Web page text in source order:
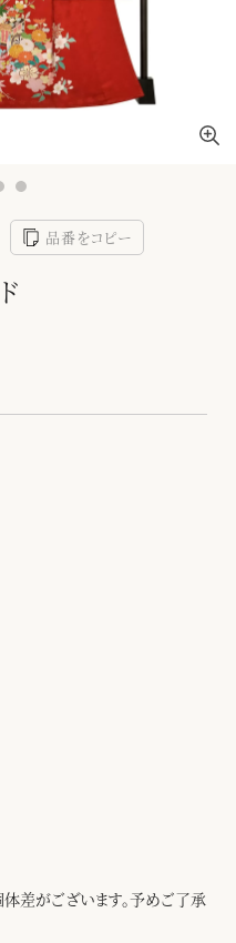
品番をコピー
差がございます。予めご了承